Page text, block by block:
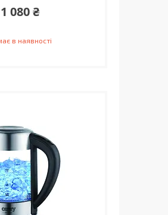
1 080 ₴
в наявності